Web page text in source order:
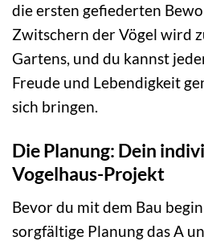
die ersten gefiederten
Zwitschern der Vögel wird
Gartens, und du kannst
Freude und Lebendigkeit
sich bringen.
Die Planung: Dein
Vogelhaus-Projekt
Bevor du mit dem Bau
sorgfältige Planung das A